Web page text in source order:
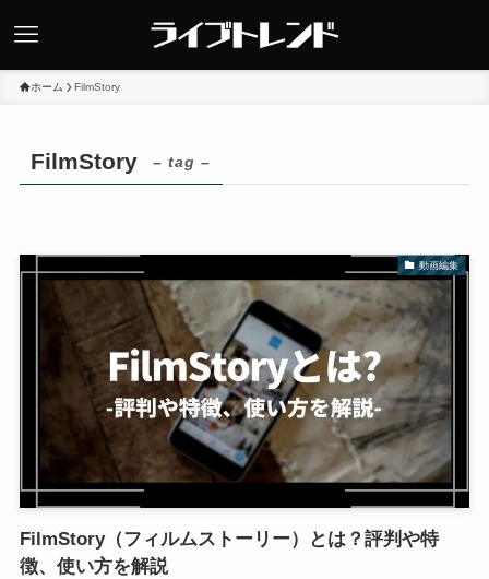
ホーム FilmStory
FilmStory – tag –
動画編集
FilmStory（フィルムストーリー）とは？評判や特
徴、使い方を解説